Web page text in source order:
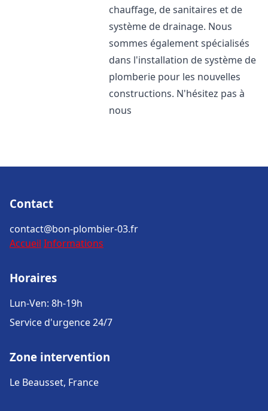
chauffage, de sanitaires et de
système de drainage. Nous
sommes également spécialisés
dans l'installation de système de
plomberie pour les nouvelles
constructions. N'hésitez pas à
nous
Contact
contact@bon-plombier-03.fr
Accueil Informations
Horaires
Lun-Ven: 8h-19h
Service d'urgence 24/7
Zone intervention
Le Beausset, France